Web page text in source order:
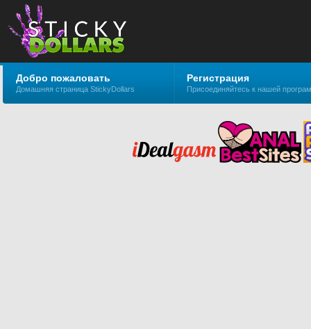
Добро пожаловать
Домашняя страница StickyDollars
Регистрация
Присоединяйтесь к нашей